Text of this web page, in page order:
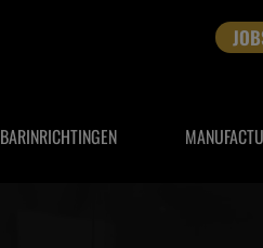
BARINRICHTINGEN